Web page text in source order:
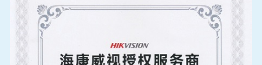
新闻资讯